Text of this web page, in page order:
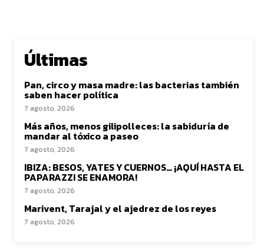
Últimas
Pan, circo y masa madre: las bacterias también
saben hacer política
7 agosto, 2026
Más años, menos gilipolleces: la sabiduría de
mandar al tóxico a paseo
7 agosto, 2026
IBIZA: BESOS, YATES Y CUERNOS… ¡AQUÍ HASTA EL
PAPARAZZI SE ENAMORA!
7 agosto, 2026
Marivent, Tarajal y el ajedrez de los reyes
7 agosto, 2026